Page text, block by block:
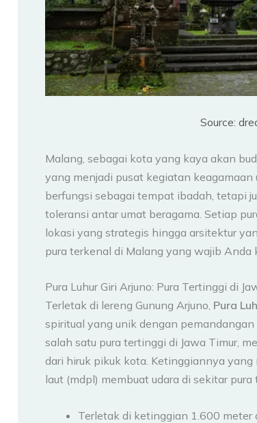
Source:
Malang, sebagai kota yang kaya akan
yang menjadi pusat kegiatan
berfungsi sebagai tempat ibadah, tetapi
toleransi antar umat beragama. Setiap
lokasi yang strategis hingga arsitektur
pura terkenal di Malang yang wajib Anda
Pura Luhur Giri Arjuno: Pura Tertinggi di
Terletak di lereng Gunung Arjuno, Pura
spiritual yang unik dengan
salah satu pura tertinggi di Jawa Timur,
dari hiruk pikuk kota. Ketinggiannya
laut (mdpl) membuat udara di sekitar
Terletak di ketinggian 1.600 meter